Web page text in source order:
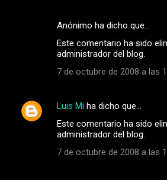
Anónimo ha dicho que…
Este comentario ha sido
administrador del blog.
7 de octubre de 2008 a las
Luis Mi ha dicho que…
Este comentario ha sido
administrador del blog.
7 de octubre de 2008 a las